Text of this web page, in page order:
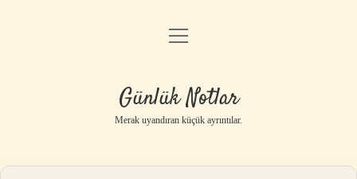
Anasayfa
Yasal Uyarı
menüyü
Günlük Notlar
Merak uyandıran küçük ayrıntılar.